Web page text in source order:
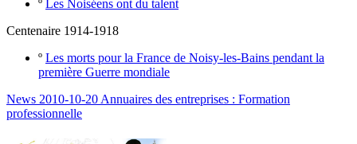
º Les Noiséens ont du talent
Centenaire 1914-1918
º Les morts pour la France de Noisy-les-Bains pendant la
première Guerre mondiale
News 2010-10-20 Annuaires des entreprises : Formation
professionnelle